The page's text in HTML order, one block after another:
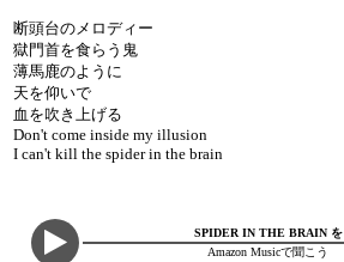
断頭台のメロディー
獄門首を食らう鬼
薄馬鹿のように
天を仰いで
血を吹き上げる
Don't come inside my illusion
I can't kill the spider in the brain
SPIDER IN THE BRAIN を
Amazon Musicで聞こう